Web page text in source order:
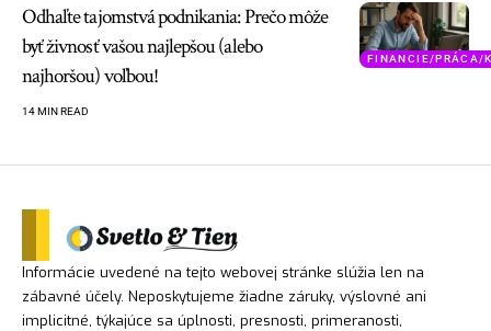
FINANCIE/PRÁCA/
Odhaľte tajomstvá podnikania: Prečo môže
byť živnosť vašou najlepšou (alebo
najhoršou) voľbou!
14 MIN READ
Informácie uvedené na tejto webovej stránke slúžia len na
zábavné účely. Neposkytujeme žiadne záruky, výslovné ani
implicitné, týkajúce sa úplnosti, presnosti, primeranosti,